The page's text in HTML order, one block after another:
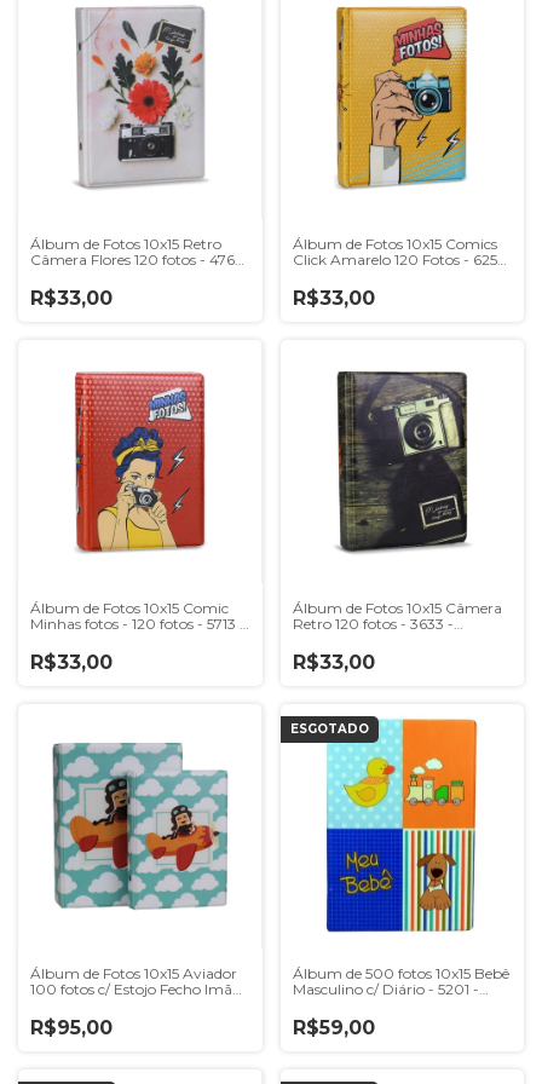
Álbum de Fotos 10x15 Retro
Câmera Flores 120 fotos - 4763
R$33,00
Álbum de Fotos 10x15 Comics
Click Amarelo 120 Fotos - 6253
R$33,00
Álbum de Fotos 10x15 Comic
Minhas fotos - 120 fotos - 5713 -
R$33,00
Álbum de Fotos 10x15 Câmera
Retro 120 fotos - 3633 -
R$33,00
Álbum de Fotos 10x15 Aviador
100 fotos c/ Estojo Fecho Imã
R$95,00
ESGOTADO
Álbum de 500 fotos 10x15 Bebê
Masculino c/ Diário - 5201 -
R$59,00